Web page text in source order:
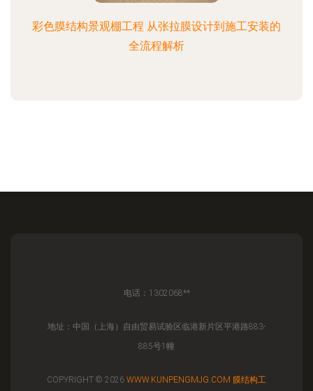
彩色膜结构景观棚工程 从张拉膜设计到施工安装的
全流程解析
电话：1302068**
地址：中国（上海）自由贸易试验区临港新片区平港路883-
885号1幢
COPYRIGHT © 2026 WWW.KUNPENGMJG.COM 膜结构工